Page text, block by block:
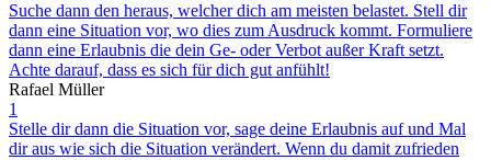
Suche dann den heraus, welcher dich am meisten belastet. Stell dir
dann eine Situation vor, wo dies zum Ausdruck kommt. Formuliere
dann eine Erlaubnis die dein Ge- oder Verbot außer Kraft setzt.
Achte darauf, dass es sich für dich gut anfühlt!
Rafael Müller
1
Stelle dir dann die Situation vor, sage deine Erlaubnis auf und Mal
dir aus wie sich die Situation verändert. Wenn du damit zufrieden